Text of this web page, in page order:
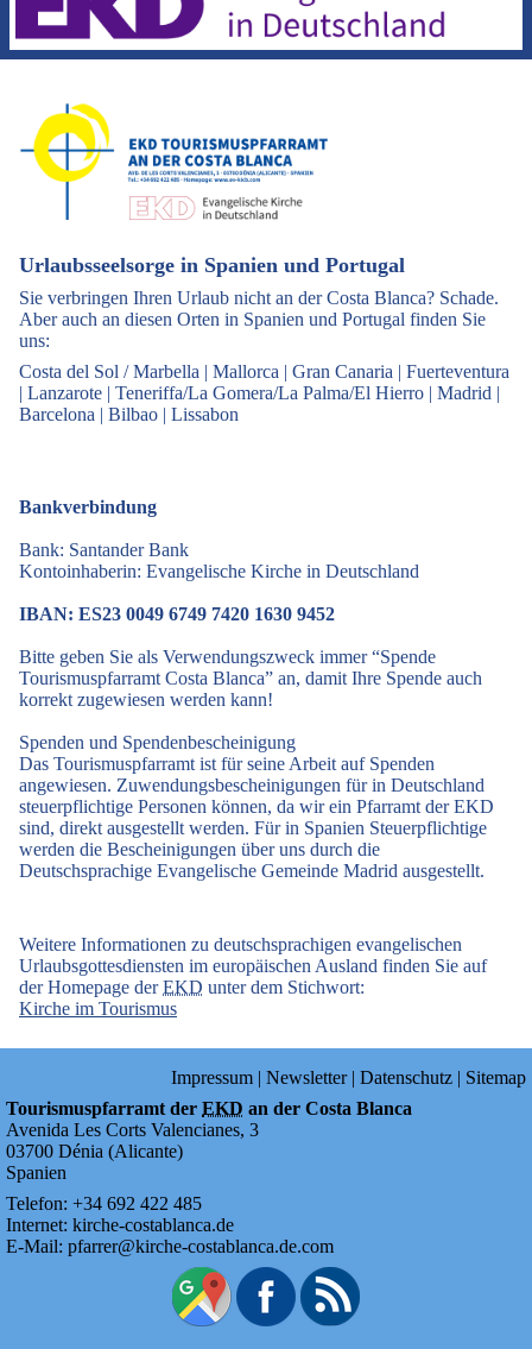
Urlaubsseelsorge in Spanien und Portugal
Sie verbringen Ihren Urlaub nicht an der Costa Blanca? Schade.
Aber auch an diesen Orten in Spanien und Portugal finden Sie
uns:
Costa del Sol / Marbella | Mallorca | Gran Canaria | Fuerteventura
| Lanzarote | Teneriffa/La Gomera/La Palma/El Hierro | Madrid |
Barcelona | Bilbao | Lissabon
Bankverbindung
Bank: Santander Bank
Kontoinhaberin: Evangelische Kirche in Deutschland
IBAN: ES23 0049 6749 7420 1630 9452
Bitte geben Sie als Verwendungszweck immer “Spende
Tourismuspfarramt Costa Blanca” an, damit Ihre Spende auch
korrekt zugewiesen werden kann!
Spenden und Spendenbescheinigung
Das Tourismuspfarramt ist für seine Arbeit auf Spenden
angewiesen. Zuwendungsbescheinigungen für in Deutschland
steuerpflichtige Personen können, da wir ein Pfarramt der EKD
sind, direkt ausgestellt werden. Für in Spanien Steuerpflichtige
werden die Bescheinigungen über uns durch die
Deutschsprachige Evangelische Gemeinde Madrid ausgestellt.
Weitere Informationen zu deutschsprachigen evangelischen
Urlaubsgottesdiensten im europäischen Ausland finden Sie auf
der Homepage derEKD unter dem Stichwort:
Kirche im Tourismus
Impressum | Newsletter| Datenschutz | Sitemap
Tourismuspfarramt der EKD an der Costa Blanca
Avenida Les Corts Valencianes, 3
03700 Dénia (Alicante)
Spanien
Telefon: +34 692 422 485
Internet: kirche-costablanca.de
E-Mail: pfarrer@kirche-costablanca.de.com